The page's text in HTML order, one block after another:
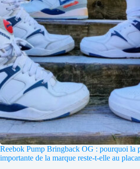
Reebok Pump Bringback OG : pourquoi la
importante de la marque reste-t-elle au